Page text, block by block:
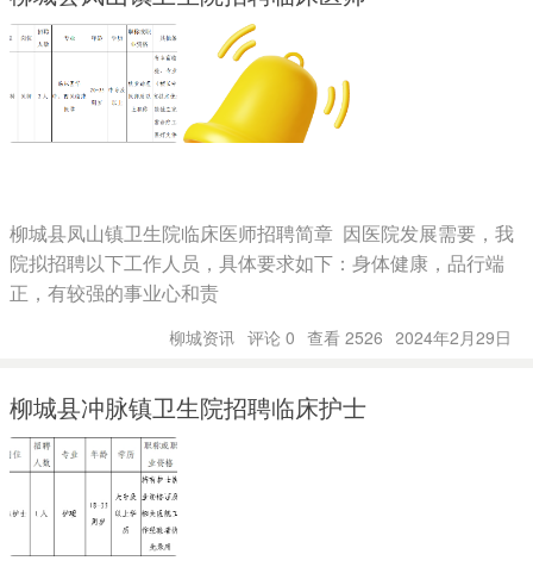
柳城县凤山镇卫生院临床医师招聘简章 因医院发展需要，我
院拟招聘以下工作人员，具体要求如下：身体健康，品行端
正，有较强的事业心和责
柳城资讯 评论 0 查看 2526 2024年2月29日
柳城县冲脉镇卫生院招聘临床护士